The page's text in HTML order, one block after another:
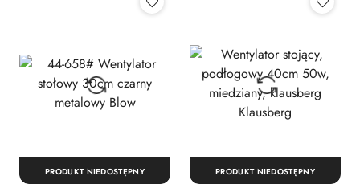
PRODUKT NIEDOSTĘPNY PRODUKT NIEDOSTĘPNY